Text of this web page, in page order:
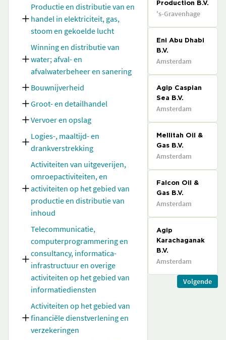
Productie en distributie van en
handel in elektriciteit, gas,
stoom en gekoelde lucht
Winning en distributie van
water; afval- en
afvalwaterbeheer en sanering
Bouwnijverheid
Groot- en detailhandel
Vervoer en opslag
Logies-, maaltijd- en
drankverstrekking
Activiteiten van uitgeverijen,
omroepactiviteiten, en
activiteiten op het gebied van
productie en distributie van
inhoud
Telecommunicatie,
computerprogrammering en
consultancy, informatica-
infrastructuur en overige
activiteiten op het gebied van
informatiediensten
Activiteiten op het gebied van
financiële dienstverlening en
verzekeringen
Production B.V.
's-Gravenhage
Eni Abu Dhabi
B.V.
Amsterdam
Agip Caspian
Sea B.V.
Amsterdam
Mellitah Oil &
Gas B.V.
Amsterdam
Falcon Oil &
Gas B.V.
Amsterdam
Agip
Karachaganak
B.V.
Amsterdam
Volgende